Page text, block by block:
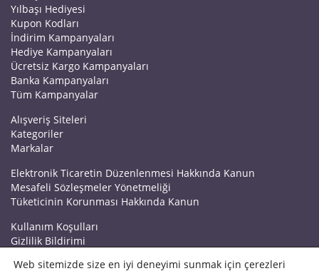
Yılbaşı Hediyesi
Kupon Kodları
İndirim Kampanyaları
Hediye Kampanyaları
Ücretsiz Kargo Kampanyaları
Banka Kampanyaları
Tüm Kampanyalar
Alışveriş Siteleri
Kategoriler
Markalar
Elektronik Ticaretin Düzenlenmesi Hakkında Kanun
Mesafeli Sözleşmeler Yönetmeliği
Tüketicinin Korunması Hakkında Kanun
Kullanım Koşulları
Gizlilik Bildirimi
Web sitemizde size en iyi deneyimi sunmak için çerezleri